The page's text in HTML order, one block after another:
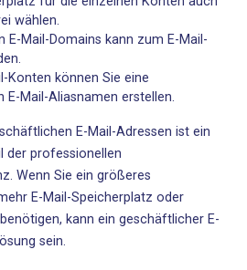
wählen.
E-Mail-Domains kann zum E-Mail-
Konten können Sie eine
Mail-Aliasnamen erstellen.
E-Mail-Adressen ist ein
der professionellen
Wenn Sie ein größeres
E-Mail-Speicherplatz oder
kann ein geschäftlicher E-
sein.